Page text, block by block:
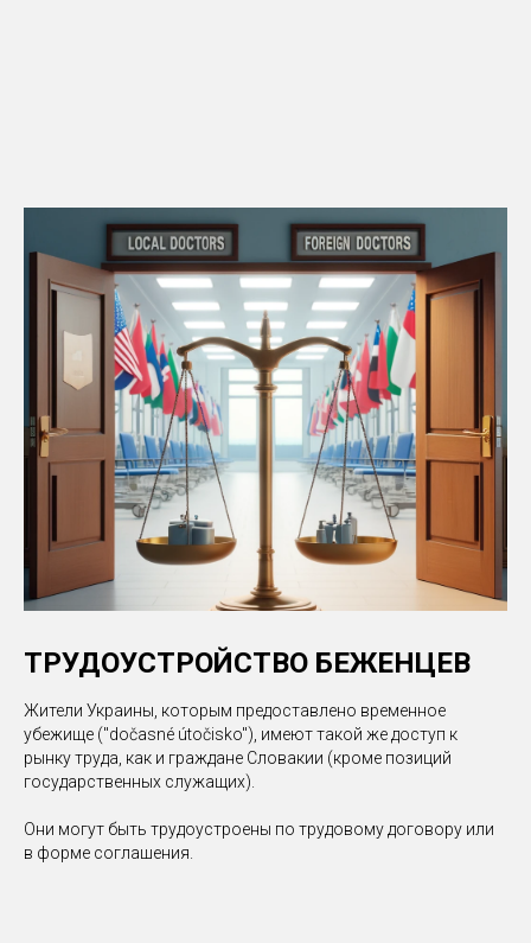
ТРУДОУСТРОЙСТВО БЕЖЕНЦЕВ
Жители Украины, которым предоставлено временное
убежище ("dočasné útočisko"), имеют такой же доступ к
рынку труда, как и граждане Словакии (кроме позиций
государственных служащих).
Они могут быть трудоустроены по трудовому договору или
в форме соглашения.